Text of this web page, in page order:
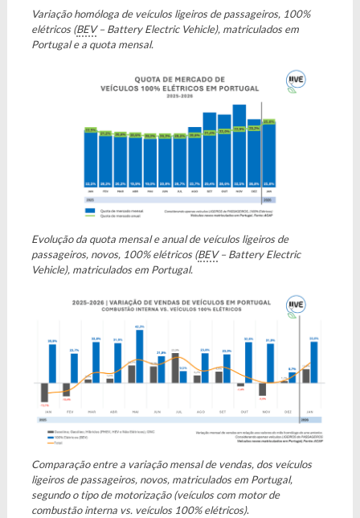
Variação homóloga de veículos ligeiros de passageiros, 100%
elétricos (BEV– Battery Electric Vehicle), matriculados em
Portugal e a quota mensal.
Evolução da quota mensal e anual de veículos ligeiros de
passageiros, novos, 100% elétricos (BEV– Battery Electric
Vehicle), matriculados em Portugal.
Comparação entre a variação mensal de vendas, dos veículos
ligeiros de passageiros, novos, matriculados em Portugal,
segundo o tipo de motorização (veículos com motor de
combustão interna vs. veículos 100% elétricos).